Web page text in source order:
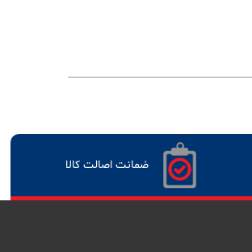
ضمانت اصالت کالا